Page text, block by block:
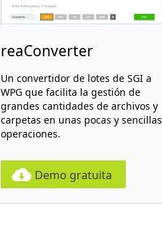
reaConverter
Un convertidor de lotes de SGI a
WPG que facilita la gestión de
grandes cantidades de archivos y
carpetas en unas pocas y sencillas
operaciones.
Demo gratuita